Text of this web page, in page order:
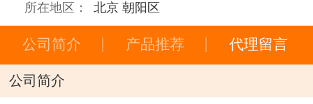
所在地区： 北京 朝阳区
公司简介 产品推荐 代理留言
公司简介